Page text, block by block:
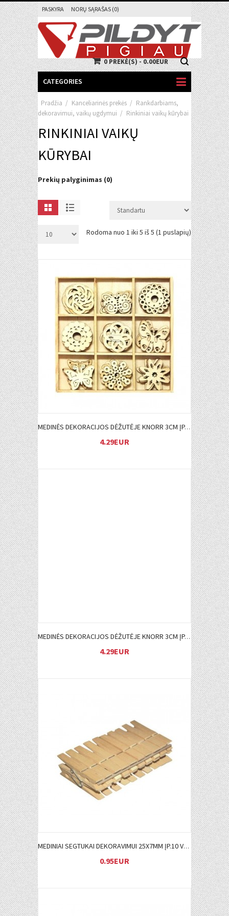
PASKYRA NORŲ SĄRAŠAS (0)
0 PREKĖ(S) - 0.00EUR
CATEGORIES
Pradžia / Kanceliarinės prekės / Rankdarbiams,
dekoravimui, vaikų ugdymui / Rinkiniai vaikų kūrybai
RINKINIAI VAIKŲ
KŪRYBAI
Prekių palyginimas (0)
Rodoma nuo 1 iki 5 iš 5 (1 puslapių)
Į KREPŠELĮ
MEDINĖS DEKORACIJOS DĖŽUTĖJE KNORR 3CM ĮP.45 VNT. ĮVAIRIŲ FORMŲ
4.29EUR
MEDINĖS DEKORACIJOS DĖŽUTĖJE KNORR 3CM ĮP.45 VNT. KRIKŠTYNOMS
4.29EUR
Į KREPŠELĮ
MEDINIAI SEGTUKAI DEKORAVIMUI 25X7MM ĮP.10 VNT.
0.95EUR